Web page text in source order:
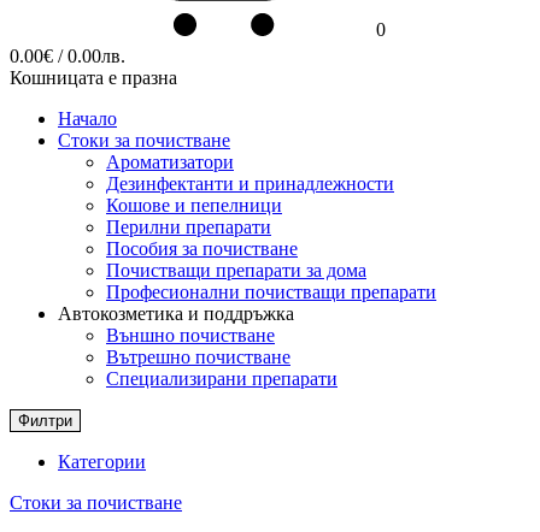
0
0.00€ / 0.00лв.
Кошницата е празна
Начало
Стоки за почистване
Ароматизатори
Дезинфектанти и принадлежности
Кошове и пепелници
Перилни препарати
Пособия за почистване
Почистващи препарати за дома
Професионални почистващи препарати
Автокозметика и поддръжка
Външно почистване
Вътрешно почистване
Специализирани препарати
Филтри
Категории
Стоки за почистване